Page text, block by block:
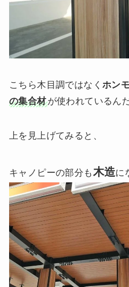
こちら木目調ではなく ホン
の集合材が使われているん
上を見上げてみると、
キャノピーの部分も 木造に